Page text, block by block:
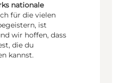
nationale
für die vielen
ist
wir hoffen, dass
die du
kannst.